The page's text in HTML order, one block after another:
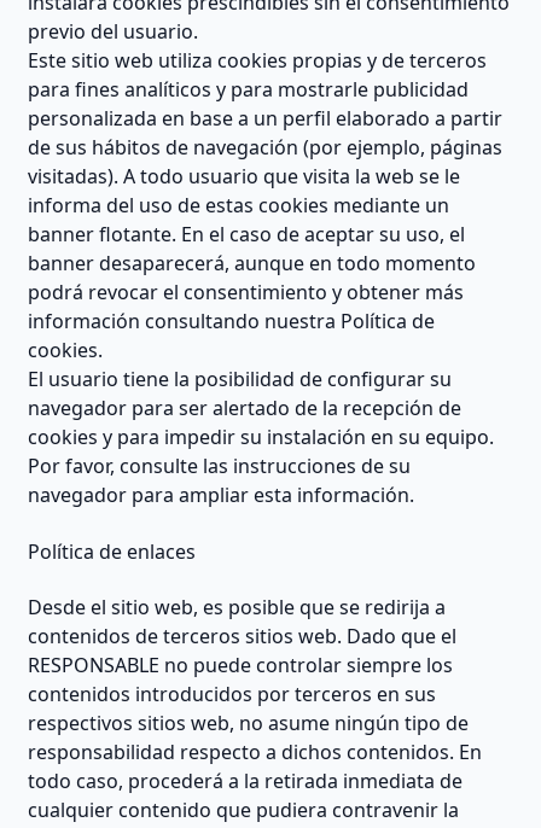
previo del usuario.
Este sitio web utiliza cookies propias y de terceros
para fines analíticos y para mostrarle publicidad
personalizada en base a un perfil elaborado a partir
de sus hábitos de navegación (por ejemplo, páginas
visitadas). A todo usuario que visita la web se le
informa del uso de estas cookies mediante un
banner flotante. En el caso de aceptar su uso, el
banner desaparecerá, aunque en todo momento
podrá revocar el consentimiento y obtener más
información consultando nuestra Política de
cookies.
El usuario tiene la posibilidad de configurar su
navegador para ser alertado de la recepción de
cookies y para impedir su instalación en su equipo.
Por favor, consulte las instrucciones de su
navegador para ampliar esta información.
Política de enlaces
Desde el sitio web, es posible que se redirija a
contenidos de terceros sitios web. Dado que el
RESPONSABLE no puede controlar siempre los
contenidos introducidos por terceros en sus
respectivos sitios web, no asume ningún tipo de
responsabilidad respecto a dichos contenidos. En
todo caso, procederá a la retirada inmediata de
cualquier contenido que pudiera contravenir la